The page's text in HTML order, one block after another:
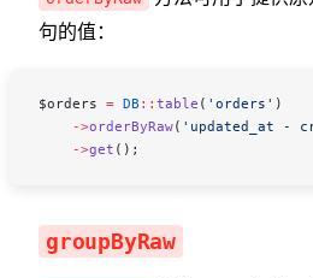
句的值：
$orders = DB :: table ( 'orders' )
    ->
orderByRaw( 'updated_at -
    ->
get ();
groupByRaw